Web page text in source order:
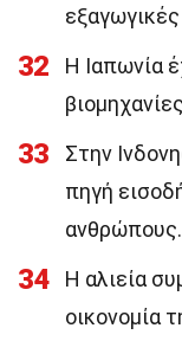
32
Η Ιαπωνία
33
Στην
πηγή
ανθρώπους.
34
Η αλιεία
οικονομία